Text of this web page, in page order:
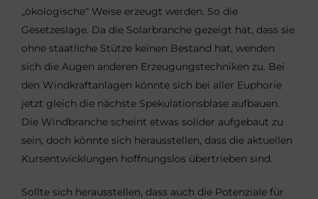
„ökologische“ Weise erzeugt werden. So die
Gesetzeslage. Da die Solarbranche gezeigt hat, dass sie
ohne staatliche Stütze keinen Bestand hat, wenden
sich die Augen anderen Erzeugungstechniken zu. Bei
den Windkraftanlagen könnte sich bei aller Euphorie
jetzt gleich die nächste Spekulationsblase aufbauen.
Die Windbranche scheint etwas solider aufgebaut zu
sein, doch könnte sich herausstellen, dass die aktuellen
Kursentwicklungen hoffnungslos übertrieben sind.
Sollte sich herausstellen, dass auch die Potenziale für